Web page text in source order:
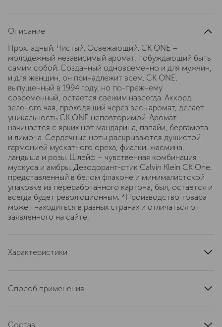
Описание
Прохладный. Чистый. Освежающий. CK ONE –
молодежный независимый аромат, побуждающий быть
самим собой. Созданный одновременно и для мужчин,
и для женщин, он принадлежит всем. CK ONE,
выпущенный в 1994 году, но по-прежнему
современный, остается свежим навсегда. Аккорд
зеленого чая, проходящий через весь аромат, делает
уникальность CK ONE неповторимой. Аромат
начинается с ярких нот мандарина, папайи, бергамота
и лимона. Сердечные ноты раскрываются душистой
гармонией мускатного ореха, фиалки, жасмина,
ландыша и розы. Шлейф – чувственная комбинация
мускуса и амбры. Дезодорант-стик Calvin Klein CK One,
представленный в белом флаконе и минималистской
упаковке из переработанного картона, был, остается и
всегда будет революционным. *Производство товара
может находиться в разных странах и отличаться от
заявленного на сайте.
Характеристики
Способ применения
Состав